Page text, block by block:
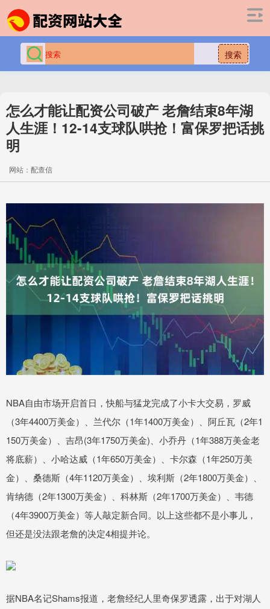
搜索
怎么才能让配资公司破产 老詹结束8年湖
人生涯！12-14支球队哄抢！富保罗把话挑
明
网站：配查信
NBA自由市场开启首日，快船与猛龙完成了小卡大交易，罗威
（3年4400万美金）、兰代尔（1年1400万美金）、阿丘瓦（2年1
150万美金）、吉昂(3年1750万美金)、小乔丹（1年388万美金老
将底薪）、小哈达威（1年650万美金）、卡尔森（1年250万美
金）、桑德斯（4年1120万美金）、埃利斯（2年1800万美金）、
肯纳德（2年1300万美金）、科林斯（2年1700万美金）、韦德
（4年3900万美金）等人敲定新合同。以上这些都不是小事儿，
但还是没法跟老詹的决定4相提并论。
据NBA名记Shams报道，老詹经纪人里奇保罗透露，出于对湖人